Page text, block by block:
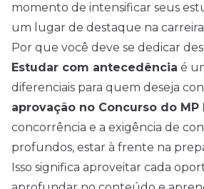
momento de intensificar seus
um lugar de destaque na
Por que você deve se dedicar
Estudar com antecedência é
diferenciais para quem deseja
aprovação no Concurso do MP
concorrência e a exigência de
profundos, estar à frente na
Isso significa aproveitar cada